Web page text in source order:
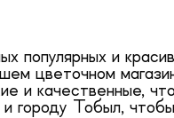
популярных и
цветочном
и качественные,
городу Тобыл,